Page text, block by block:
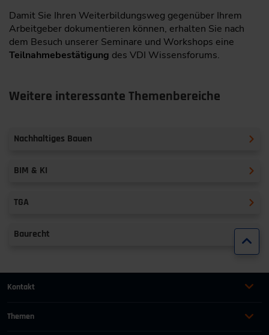
Damit Sie Ihren Weiterbildungsweg gegenüber Ihrem
Arbeitgeber dokumentieren können, erhalten Sie nach
dem Besuch unserer Seminare und Workshops eine
Teilnahmebestätigung des VDI Wissensforums.
Weitere interessante Themenbereiche
Nachhaltiges Bauen
BIM & KI
TGA
Baurecht
Kontakt
+49 (0)2116214-201
Themen